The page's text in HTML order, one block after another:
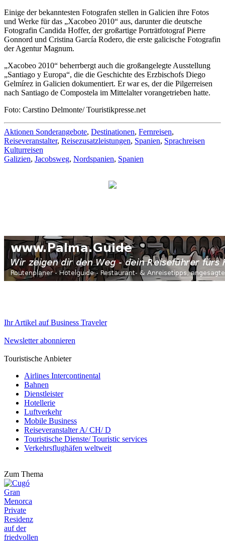
Einige der bekanntesten Fotografen stellen in Galicien ihre Fotos
und Werke für das „Xacobeo 2010“ aus, darunter die deutsche
Fotografin Candida Hoffer, der großartige Porträtfotograf Pierre
Gonnord und Cristina García Rodero, die erste galicische Fotografin
der Agentur Magnum.
„Xacobeo 2010“ beherrbergt auch die großangelegte Ausstellung
„Santiago y Europa“, die die Geschichte des Erzbischofs Diego
Gelmírez in Galicien dokumentiert. Er war es, der die Pilgerreisen
nach Santiago de Compostela im Mittelalter vorangetrieben hatte.
Foto: Carstino Delmonte/ Touristikpresse.net
Aktionen Sonderangebote, Destinationen, Fernreisen,
Reiseveranstalter, Reisezusatzleistungen, Spanien, Sprachreisen
Kulturreisen
Galizien, Jacobsweg, Nordspanien, Spanien
Ihr Artikel auf Business Traveler
Newsletter abonnieren
Touristische Anbieter
Airlines Intercontinental
Bahnen
Dienstleister
Hotellerie
Luftverkehr
Mobile Business
Reiseveranstalter A/ CH/ D
Touristische Dienste/ Touristic services
Verkehrsflughäfen weltweit
Zum Thema